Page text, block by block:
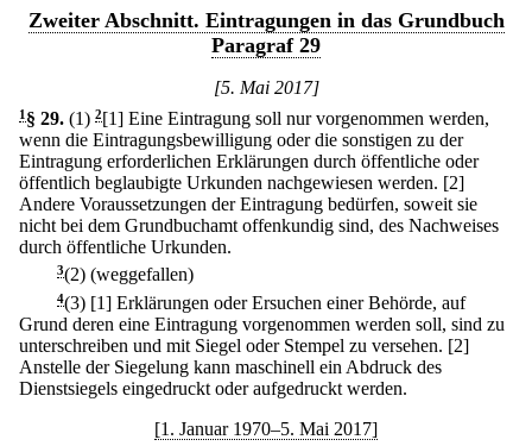
Zweiter Abschnitt. Eintragungen in das Grundbuch
Paragraf 29
[5. Mai 2017]
1 § 29. (1) 2[1] Eine Eintragung soll nur vorgenommen werden,
wenn die Eintragungsbewilligung oder die sonstigen zu der
Eintragung erforderlichen Erklärungen durch öffentliche oder
öffentlich beglaubigte Urkunden nachgewiesen werden. [2]
Andere Voraussetzungen der Eintragung bedürfen, soweit sie
nicht bei dem Grundbuchamt offenkundig sind, des Nachweises
durch öffentliche Urkunden.
3(2) (weggefallen)
4(3) [1] Erklärungen oder Ersuchen einer Behörde, auf
Grund deren eine Eintragung vorgenommen werden soll, sind zu
unterschreiben und mit Siegel oder Stempel zu versehen. [2]
Anstelle der Siegelung kann maschinell ein Abdruck des
Dienstsiegels eingedruckt oder aufgedruckt werden.
[1. Januar 1970–5. Mai 2017]